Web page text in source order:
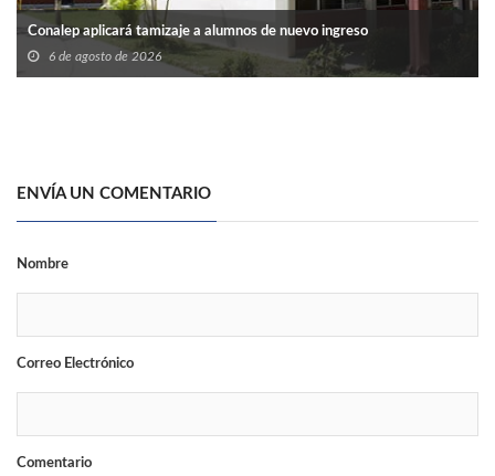
Conalep aplicará tamizaje a alumnos de nuevo ingreso
6 de agosto de 2026
ENVÍA UN COMENTARIO
Nombre
Correo Electrónico
Comentario